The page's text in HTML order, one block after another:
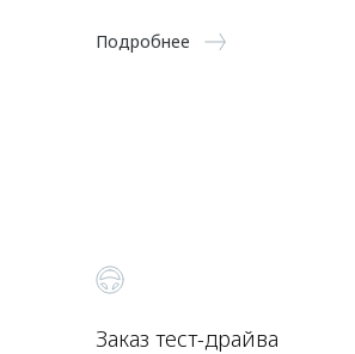
Подробнее
Заказ тест-драйва